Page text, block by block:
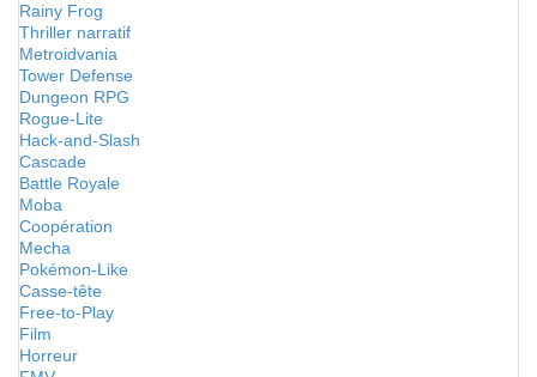
Rainy Frog
Thriller narratif
Metroidvania
Tower Defense
Dungeon RPG
Rogue-Lite
Hack-and-Slash
Cascade
Battle Royale
Moba
Coopération
Mecha
Pokémon-Like
Casse-tête
Free-to-Play
Film
Horreur